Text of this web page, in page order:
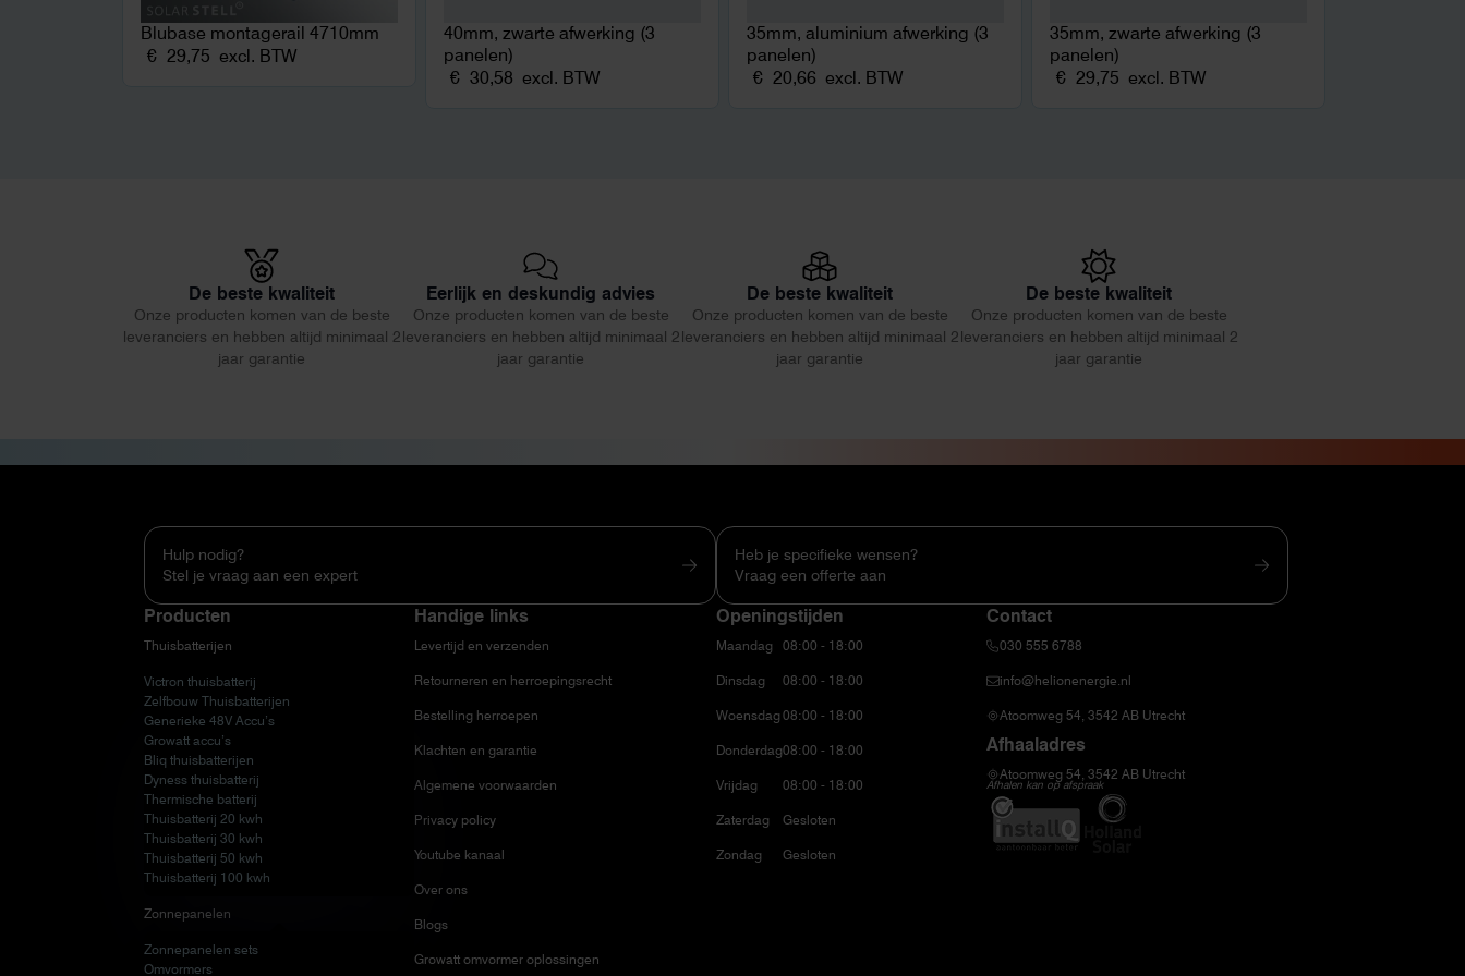
Blubase montagerail 4710mm
€ 29,75 excl. BTW
40mm, zwarte afwerking (3
panelen)
€ 30,58 excl. BTW
35mm, aluminium afwerking (3
panelen)
€ 20,66 excl. BTW
35mm, zwarte afwerking (3
panelen)
€ 29,75 excl. BTW
De beste kwaliteit
Onze producten komen van de beste
leveranciers en hebben altijd minimaal 2
jaar garantie
Eerlijk en deskundig advies
Onze producten komen van de beste
leveranciers en hebben altijd minimaal 2
jaar garantie
De beste kwaliteit
Onze producten komen van de beste
leveranciers en hebben altijd minimaal 2
jaar garantie
De beste kwaliteit
Onze producten komen van de beste
leveranciers en hebben altijd minimaal 2
jaar garantie
Hulp nodig?
Stel je vraag aan een expert
Producten
Thuisbatterijen
Victron thuisbatterij
Zelfbouw Thuisbatterijen
Generieke 48V Accu’s
Growatt accu’s
Bliq thuisbatterijen
Dyness thuisbatterij
Thermische batterij
Thuisbatterij 20 kwh
Thuisbatterij 30 kwh
Thuisbatterij 50 kwh
Thuisbatterij 100 kwh
Zonnepanelen
Zonnepanelen sets
Omvormers
Handige links
Levertijd en verzenden
Retourneren en herroepingsrecht
Bestelling herroepen
Klachten en garantie
Algemene voorwaarden
Privacy policy
Youtube kanaal
Over ons
Blogs
Growatt omvormer oplossingen
Heb je specifieke wensen?
Vraag een offerte aan
Openingstijden
Maandag
Dinsdag
Woensdag
Donderdag
Vrijdag
Zaterdag
Zondag
08:00 - 18:00
08:00 - 18:00
08:00 - 18:00
08:00 - 18:00
08:00 - 18:00
Gesloten
Gesloten
Contact
030 555 6788
info@helionenergie.nl
Atoomweg 54, 3542 AB Utrecht
Afhaaladres
Atoomweg 54, 3542 AB Utrecht
Afhalen kan op afspraak